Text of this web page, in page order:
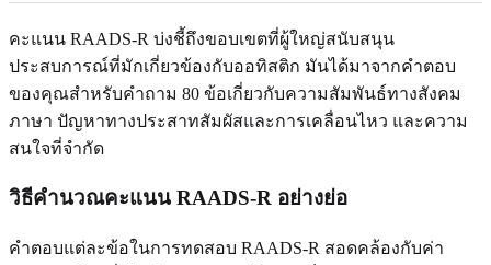
คะแนน RAADS-R บ่งชี้ถึงขอบเขตที่ผู้ใหญ่สนับสนุน
ประสบการณ์ที่มักเกี่ยวข้องกับออทิสติก มันได้มาจากคำตอบ
ของคุณสำหรับคำถาม 80 ข้อเกี่ยวกับความสัมพันธ์ทางสังคม
ภาษา ปัญหาทางประสาทสัมผัสและการเคลื่อนไหว และความ
สนใจที่จำกัด
วิธีคำนวณคะแนน RAADS-R อย่างย่อ
คำตอบแต่ละข้อในการทดสอบ RAADS-R สอดคล้องกับค่า